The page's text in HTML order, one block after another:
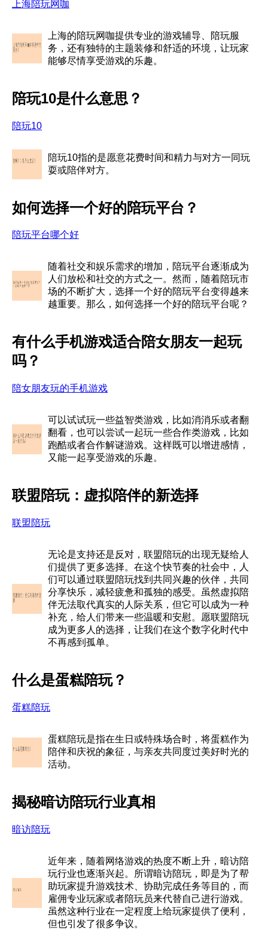
上海陪玩网咖
上海的陪玩网咖提供专业的游戏辅导、陪玩服
务，还有独特的主题装修和舒适的环境，让玩家
能够尽情享受游戏的乐趣。
陪玩10是什么意思？
陪玩10
陪玩10指的是愿意花费时间和精力与对方一同玩
耍或陪伴对方。
如何选择一个好的陪玩平台？
陪玩平台哪个好
随着社交和娱乐需求的增加，陪玩平台逐渐成为
人们放松和社交的方式之一。然而，随着陪玩市
场的不断扩大，选择一个好的陪玩平台变得越来
越重要。那么，如何选择一个好的陪玩平台呢？
有什么手机游戏适合陪女朋友一起玩
吗？
陪女朋友玩的手机游戏
可以试试玩一些益智类游戏，比如消消乐或者翻
翻看，也可以尝试一起玩一些合作类游戏，比如
跑酷或者合作解谜游戏。这样既可以增进感情，
又能一起享受游戏的乐趣。
联盟陪玩：虚拟陪伴的新选择
联盟陪玩
无论是支持还是反对，联盟陪玩的出现无疑给人
们提供了更多选择。在这个快节奏的社会中，人
们可以通过联盟陪玩找到共同兴趣的伙伴，共同
分享快乐，减轻疲惫和孤独的感受。虽然虚拟陪
伴无法取代真实的人际关系，但它可以成为一种
补充，给人们带来一些温暖和安慰。愿联盟陪玩
成为更多人的选择，让我们在这个数字化时代中
不再感到孤单。
什么是蛋糕陪玩？
蛋糕陪玩
蛋糕陪玩是指在生日或特殊场合时，将蛋糕作为
陪伴和庆祝的象征，与亲友共同度过美好时光的
活动。
揭秘暗访陪玩行业真相
暗访陪玩
近年来，随着网络游戏的热度不断上升，暗访陪
玩行业也逐渐兴起。所谓暗访陪玩，即是为了帮
助玩家提升游戏技术、协助完成任务等目的，而
雇佣专业玩家或者陪玩员来代替自己进行游戏。
虽然这种行业在一定程度上给玩家提供了便利，
但也引发了很多争议。